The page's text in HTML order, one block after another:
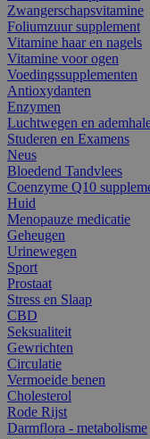
Zwangerschapsvitamine
Foliumzuur supplement
Vitamine haar en nagels
Vitamine voor ogen
Voedingssupplementen
Antioxydanten
Enzymen
Luchtwegen en
Studeren en Examens
Neus
Bloedend Tandvlees
Coenzyme Q10
Huid
Menopauze medicatie
Geheugen
Urinewegen
Sport
Prostaat
Stress en Slaap
CBD
Seksualiteit
Gewrichten
Circulatie
Vermoeide benen
Cholesterol
Rode Rijst
Darmflora - metabolisme